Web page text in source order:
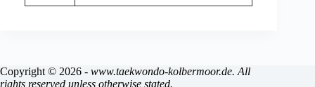
Copyright © 2026 - www.taekwondo-kolbermoor.de. All
rights reserved unless otherwise stated.